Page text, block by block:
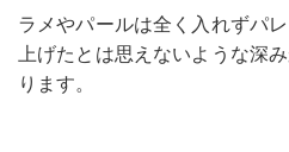
ラメやパールは全く入れずパ
上げたとは思えないような深
ります。